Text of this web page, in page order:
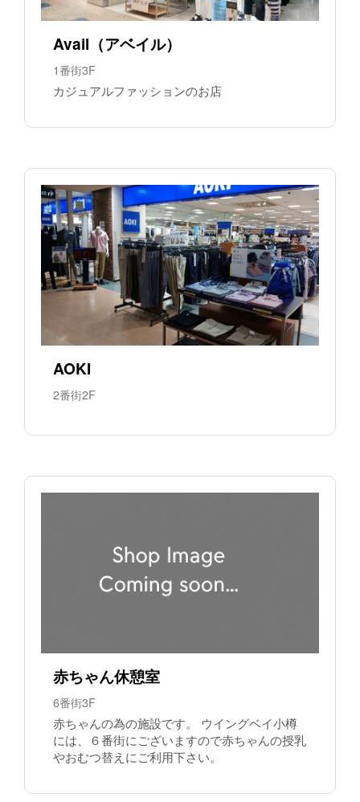
Avail（アベイル）
1番街3F
カジュアルファッションのお店
AOKI
2番街2F
赤ちゃん休憩室
6番街3F
赤ちゃんの為の施設です。 ウイングベイ小樽
には、６番街にございますので赤ちゃんの授乳
やおむつ替えにご利用下さい。